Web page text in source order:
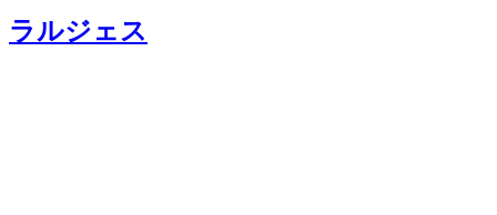
ラルジェス